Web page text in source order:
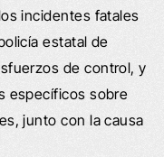
incidentes fatales
estatal de
de control, y
específicos sobre
junto con la causa